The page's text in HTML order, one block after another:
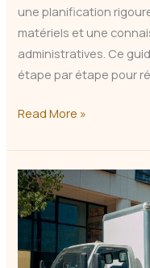
une planification
matériels et une
administratives. Ce
étape par étape pour
Comment
un
Déménagement
Seul
en
2026
Read More »